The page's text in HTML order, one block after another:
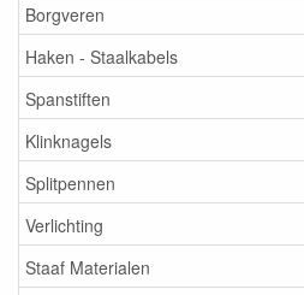
Borgveren
Haken - Staalkabels
Spanstiften
Klinknagels
Splitpennen
Verlichting
Staaf Materialen